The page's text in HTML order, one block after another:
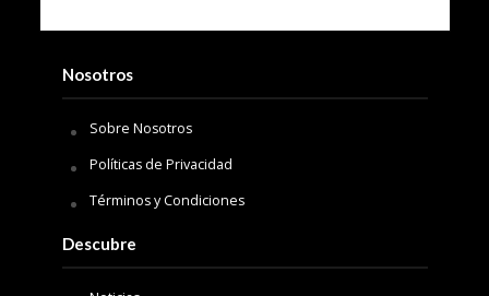
Nosotros
Sobre Nosotros
Políticas de Privacidad
Términos y Condiciones
Descubre